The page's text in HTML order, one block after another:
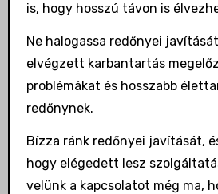
is, hogy hosszú távon is
Ne halogassa redőnyei
elvégzett karbantartás
problémákat és hosszabb
redőnynek.
Bízza ránk redőnyei javítását,
hogy elégedett lesz
velünk a kapcsolatot még ma,